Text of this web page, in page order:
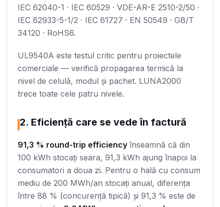
IEC 62040-1 · IEC 60529 · VDE-AR-E 2510-2/50 ·
IEC 62933-5-1/2 · IEC 61727 · EN 50549 · GB/T
34120 · RoHS6.
UL9540A este testul critic pentru proiectele
comerciale — verifică propagarea termică la
nivel de celulă, modul și pachet. LUNA2000
trece toate cele patru nivele.
2. Eficiență care se vede în factură
91,3 % round-trip efficiency înseamnă că din
100 kWh stocați seara, 91,3 kWh ajung înapoi la
consumatori a doua zi. Pentru o hală cu consum
mediu de 200 MWh/an stocați anual, diferența
între 88 % (concurență tipică) și 91,3 % este de